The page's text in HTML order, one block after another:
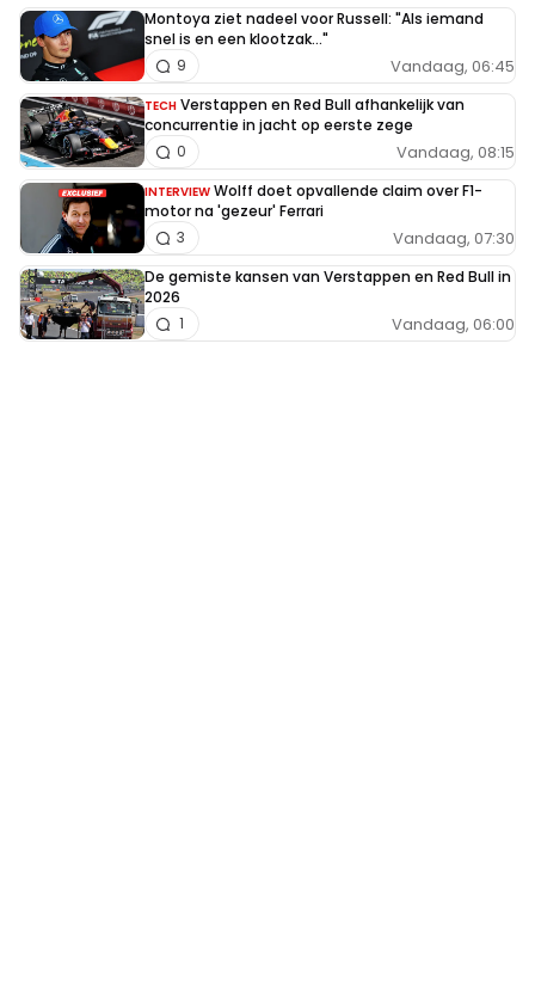
Montoya ziet nadeel voor Russell: "Als iemand
snel is en een klootzak..."
Vandaag, 06:45
9
TECH Verstappen en Red Bull afhankelijk van
concurrentie in jacht op eerste zege
Vandaag, 08:15
0
INTERVIEW Wolff doet opvallende claim over F1-
motor na 'gezeur' Ferrari
Vandaag, 07:30
3
De gemiste kansen van Verstappen en Red Bull in
2026
Vandaag, 06:00
1